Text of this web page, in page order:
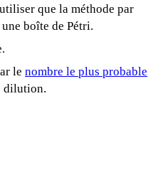
que la méthode par
boîte de Pétri.
le nombre le plus probable
dilution.